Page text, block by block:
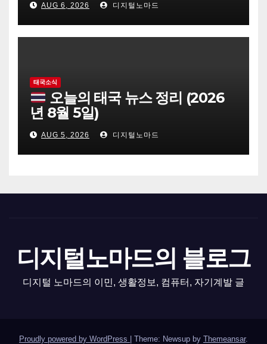
AUG 6, 2026 디지털노마드
태국소식
오늘의 태국 뉴스 정리 (2026
년 8월 5일)
AUG 5, 2026 디지털노마드
디지털노마드의 블로그
디지털 노마드의 이민, 생활정보, 컴퓨터, 자기계발 글
Proudly powered by WordPress | Theme: Newsup by Themeansar.